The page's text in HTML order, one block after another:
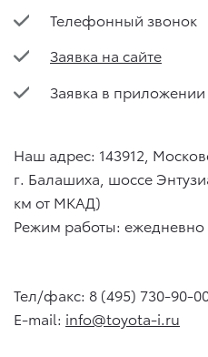
Телефонный звонок
Заявка на сайте
Заявка в приложении
Наш адрес: 143912,
г. Балашиха, шоссе
км от МКАД)
Режим работы: ежедневно
Тел/факс: 8 (495) 730-90-
E-mail: info@toyota-i.ru